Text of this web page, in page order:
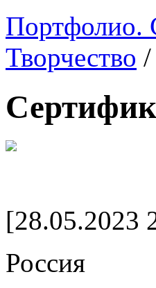
Творчество /
[28.05.2023
Россия